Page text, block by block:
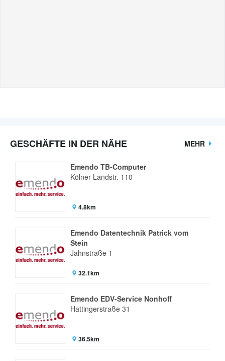
GESCHÄFTE IN DER NÄHE MEHR
Emendo TB-Computer
Kölner Landstr. 110
4.8km
Emendo Datentechnik Patrick vom
Stein
Jahnstraße 1
32.1km
Emendo EDV-Service Nonhoff
Hattingerstraße 31
36.5km